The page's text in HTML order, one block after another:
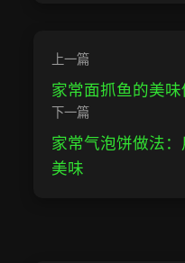
上一篇
家常面抓鱼的美
下一篇
家常气泡饼做法
美味